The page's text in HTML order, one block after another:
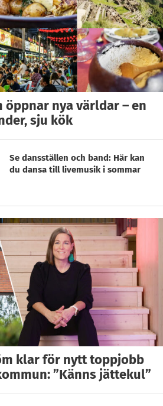
öppnar nya världar – en
sju kök
Se dansställen och band: Här kan
du dansa till livemusik i sommar
klar för nytt toppjobb
”Känns jättekul”